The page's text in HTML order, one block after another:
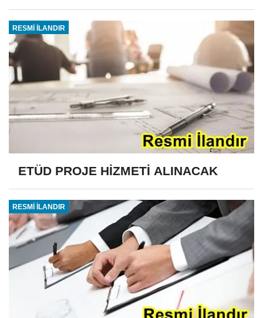
RESMİ İLANDIR
ETÜD PROJE HİZMETİ ALINACAK
RESMİ İLANDIR